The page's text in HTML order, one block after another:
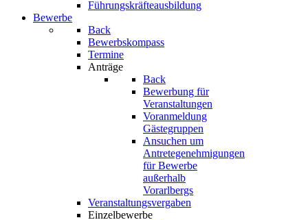
Führungskräfteausbildung
Bewerbe
Back
Bewerbskompass
Termine
Anträge
Back
Bewerbung für
Veranstaltungen
Voranmeldung
Gästegruppen
Ansuchen um
Antretegenehmigungen
für Bewerbe
außerhalb
Vorarlbergs
Veranstaltungsvergaben
Einzelbewerbe